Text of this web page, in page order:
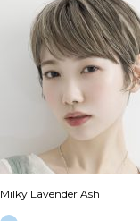
Milky Lavender Ash